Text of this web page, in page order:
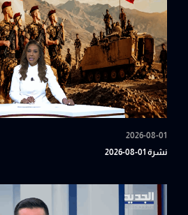
2026-08-01
نشرة 01-08-2026